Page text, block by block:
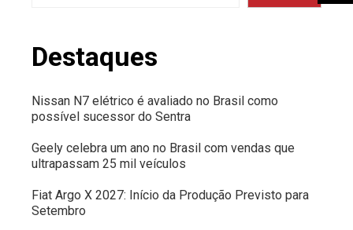
Destaques
Nissan N7 elétrico é avaliado no Brasil como
possível sucessor do Sentra
Geely celebra um ano no Brasil com vendas que
ultrapassam 25 mil veículos
Fiat Argo X 2027: Início da Produção Previsto para
Setembro